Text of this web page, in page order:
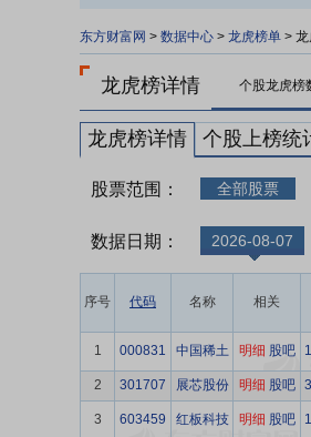
东方财富网 > 数据中心 > 龙虎榜单 >
龙虎榜详情 个股龙虎榜
龙虎榜详情 个股上榜统
股票范围： 全部股票
数据日期： 2026-08-07
序号 代码 名称 相关
1 000831 中国稀土 明细 股吧
2
301707 展芯股份 明细 股吧
3 603459 红板科技 明细 股吧